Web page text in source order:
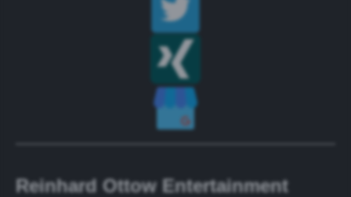
Reinhard Ottow Entertainment